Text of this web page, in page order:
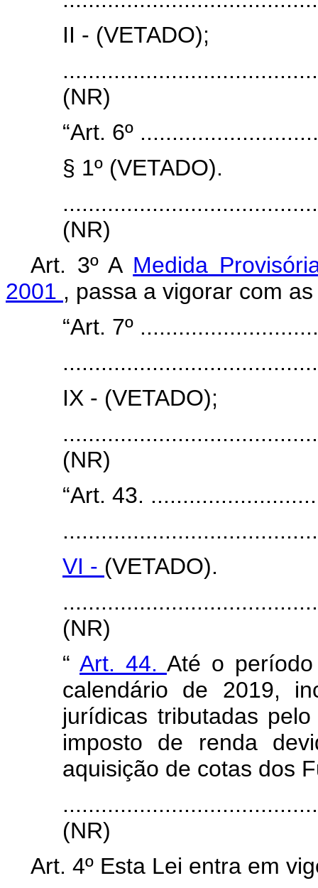
II - (VETADO);
(NR)
“Art. 6º
§ 1º (VETADO).
(NR)
Art. 3º A Medida
2001 , passa a vigorar com
“Art. 7º
IX - (VETADO);
(NR)
“Art. 43.
VI - (VETADO).
(NR)
“ Art. 44. Até o
calendário de 2019,
jurídicas tributadas
imposto de renda
aquisição de cotas dos
(NR)
Art. 4º Esta Lei entra em